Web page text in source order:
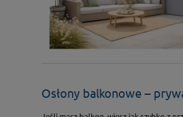
Osłony balkonowe –